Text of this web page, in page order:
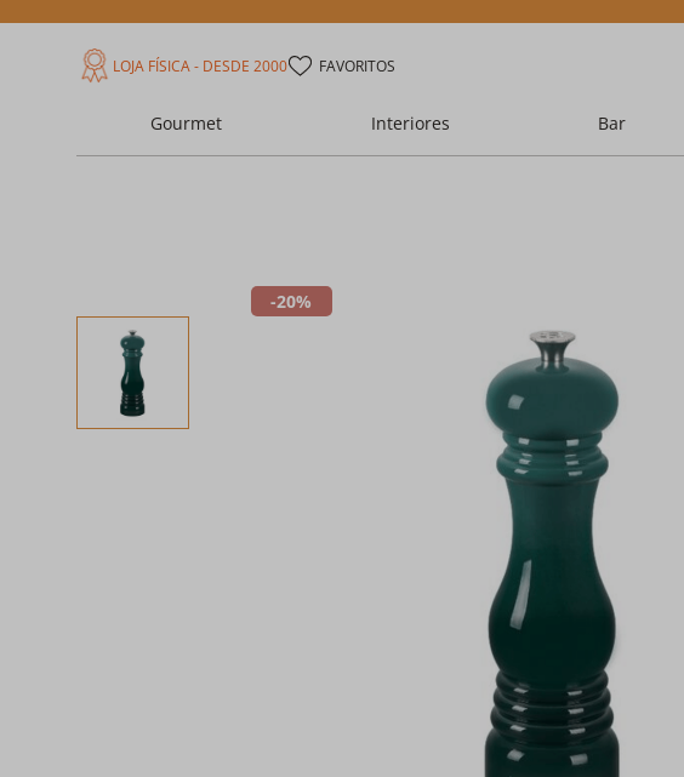
LOJA FÍSICA - DESDE 2000 FAVORITOS
Gourmet Interiores Bar
20%